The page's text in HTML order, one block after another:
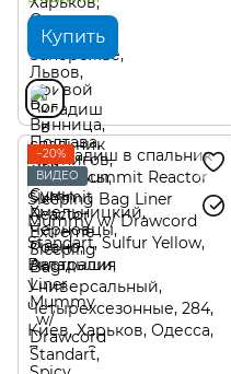
Купить
−20%
ВИДЕО